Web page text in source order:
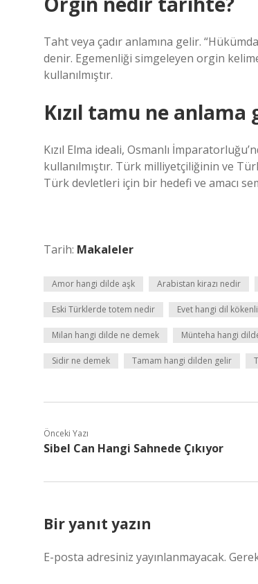
Taht veya çadır anlamına gelir.
denir. Egemenliği simgeleyen orgin
kullanılmıştır.
Kızıl tamu ne anlama
Kızıl Elma ideali, Osmanlı
kullanılmıştır. Türk milliyetçiliğinin ve
Türk devletleri için bir hedefi ve amacı
Tarih: Makaleler
Amor hangi dilde aşk Arabistan kirazı nedir
Eski Türklerde totem nedir Evet hangi dil kökenli
Milan hangi dilde ne demek Münteha hangi
Sidir ne demek Tamam hangi dilden gelir
Önceki Yazı
Sibel Can Hangi Sahnede Çıkıyor
Bir yanıt yazın
E-posta adresiniz yayınlanmayacak.